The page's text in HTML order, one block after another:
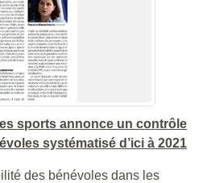
sports annonce un contrôle
systématisé d’ici à 2021
des bénévoles dans les